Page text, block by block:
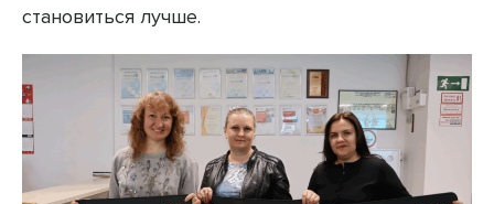
становиться лучше.